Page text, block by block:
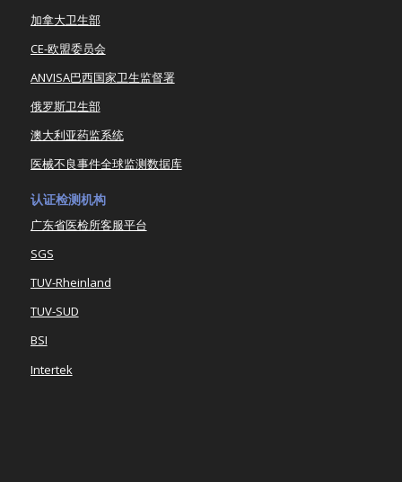
加拿大卫生部
CE-欧盟委员会
ANVISA巴西国家卫生监督署
俄罗斯卫生部
澳大利亚药监系统
医械不良事件全球监测数据库
认证检测机构
广东省医检所客服平台
SGS
TUV-Rheinland
TUV-SUD
BSI
Intertek